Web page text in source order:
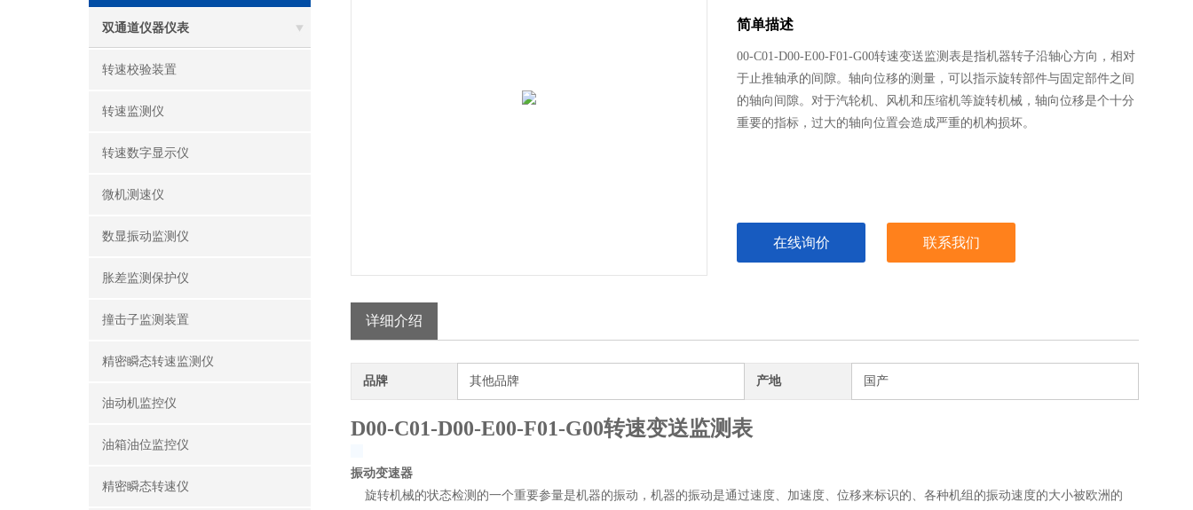
双通道仪器仪表
转速校验装置
转速监测仪
转速数字显示仪
微机测速仪
数显振动监测仪
胀差监测保护仪
撞击子监测装置
精密瞬态转速监测仪
油动机监控仪
油箱油位监控仪
精密瞬态转速仪
简单描述
00-C01-D00-E00-F01-G00转速变送监测表是指机器转子沿轴心方向，相对
于止推轴承的间隙。轴向位移的测量，可以指示旋转部件与固定部件之间
的轴向间隙。对于汽轮机、风机和压缩机等旋转机械，轴向位移是个十分
重要的指标，过大的轴向位置会造成严重的机构损坏。
在线询价 联系我们
详细介绍
品牌 其他品牌 产地 国产
D00-C01-D00-E00-F01-G00转速变送监测表
振动变速器
旋转机械的状态检测的一个重要参量是机器的振动，机器的振动是通过速度、加速度、位移来标识的、各种机组的振动速度的大小被欧洲的